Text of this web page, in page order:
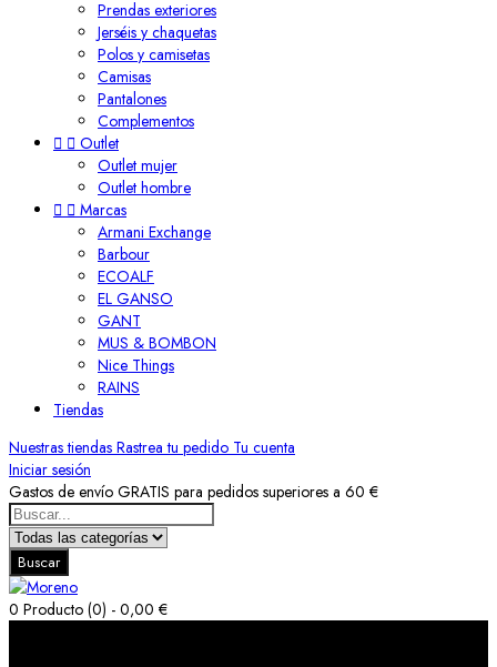
Prendas exteriores
Jerséis y chaquetas
Polos y camisetas
Camisas
Pantalones
Complementos
  Outlet
Outlet mujer
Outlet hombre
  Marcas
Armani Exchange
Barbour
ECOALF
EL GANSO
GANT
MUS & BOMBON
Nice Things
RAINS
Tiendas
Nuestras tiendas Rastrea tu pedido Tu cuenta
Iniciar sesión
Gastos de envío GRATIS para pedidos superiores a 60 €
Buscar
0 Producto (0) - 0,00 €